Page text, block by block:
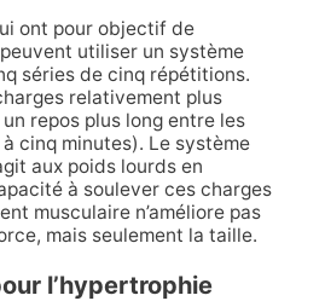
ont pour objectif de
utiliser un système
séries de cinq répétitions.
relativement plus
repos plus long entre les
cinq minutes). Le système
aux poids lourds en
à soulever ces charges
musculaire n’améliore pas
mais seulement la taille.
l’hypertrophie